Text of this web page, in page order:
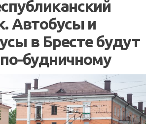
Автобусы и
в Бресте будут
будничному